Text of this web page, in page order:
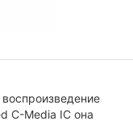
C-Media IC она